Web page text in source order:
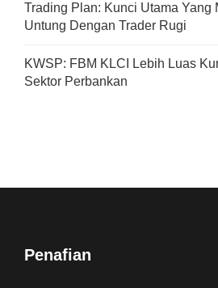
Trading Plan: Kunci Utama Yang
Untung Dengan Trader Rugi
KWSP: FBM KLCI Lebih Luas
Sektor Perbankan
Penafian